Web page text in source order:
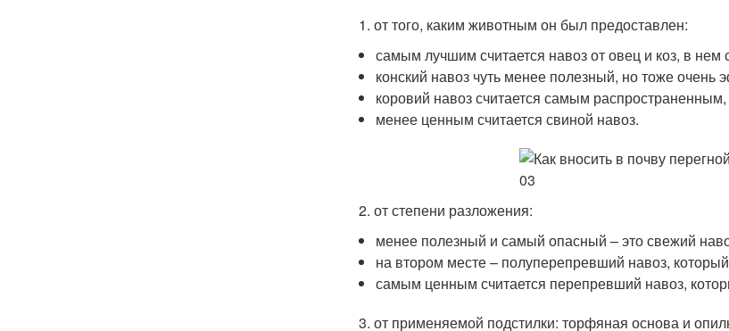
1. от того, каким животным он был предоставлен:
самым лучшим считается навоз от овец и коз, в нем
конский навоз чуть менее полезный, но тоже
коровий навоз считается самым
менее ценным считается свиной навоз.
2. от степени разложения:
менее полезный и самый опасный – это свежий
на втором месте – полуперепревший навоз,
самым ценным считается перепревший навоз,
3. от применяемой подстилки: торфяная основа и